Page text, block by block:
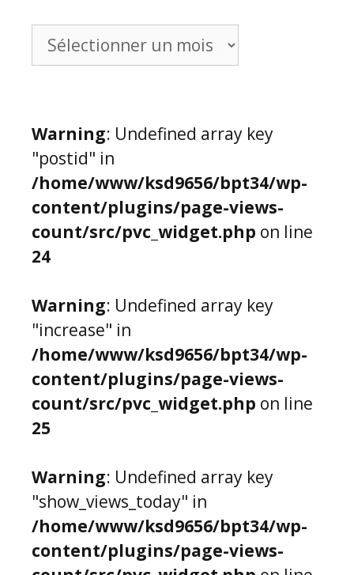
Warning: Undefined array key
"postid" in
/home/www/ksd9656/bpt34/wp-
content/plugins/page-views-
count/src/pvc_widget.php on line
24
Warning: Undefined array key
"increase" in
/home/www/ksd9656/bpt34/wp-
content/plugins/page-views-
count/src/pvc_widget.php on line
25
Warning: Undefined array key
"show_views_today" in
/home/www/ksd9656/bpt34/wp-
content/plugins/page-views-